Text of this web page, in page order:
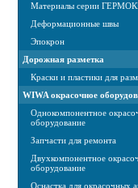
Материалы серии
Деформационные швы
Эпокрон
Дорожная разметка
Краски и пластики для
WIWA окрасочное
Однокомпонентное
оборудование
Запчасти для ремонта
Двухкомпонентное
оборудование
Оснастка для окрасочных